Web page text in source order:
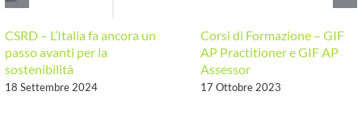
CSRD – L’Italia fa ancora un
passo avanti per la
sostenibilità
18 Settembre 2024
Corsi di Formazione – GIF
AP Practitioner e GIF AP
Assessor
17 Ottobre 2023